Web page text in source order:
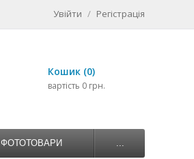
Увійти / Регістрація
Кошик (0)
вартість 0 грн.
ФОТОТОВАРИ ...